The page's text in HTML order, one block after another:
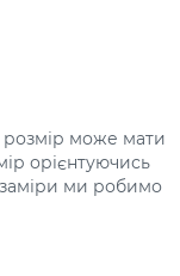
може мати
орієнтуючись
заміри ми робимо